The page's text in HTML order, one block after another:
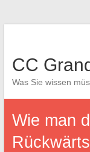
CC
Was Sie wissen
Wie man